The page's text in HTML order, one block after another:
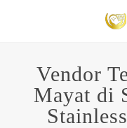
Vendor
Mayat di